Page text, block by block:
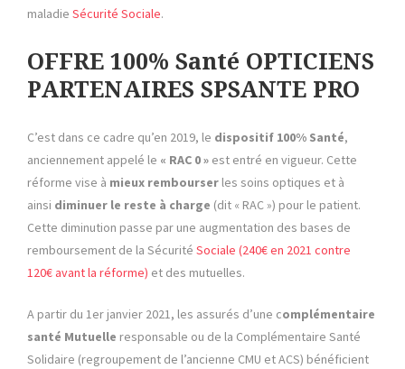
maladie Sécurité Sociale.
OFFRE 100% Santé OPTICIENS
PARTENAIRES SPSANTE PRO
C’est dans ce cadre qu’en 2019, le dispositif 100% Santé,
anciennement appelé le « RAC 0 » est entré en vigueur. Cette
réforme vise à mieux rembourser les soins optiques et à
ainsi diminuer le reste à charge (dit « RAC ») pour le patient.
Cette diminution passe par une augmentation des bases de
remboursement de la Sécurité Sociale (240€ en 2021 contre
120€ avant la réforme) et des mutuelles.
A partir du 1er janvier 2021, les assurés d’une complémentaire
santé Mutuelle responsable ou de la Complémentaire Santé
Solidaire (regroupement de l’ancienne CMU et ACS) bénéficient